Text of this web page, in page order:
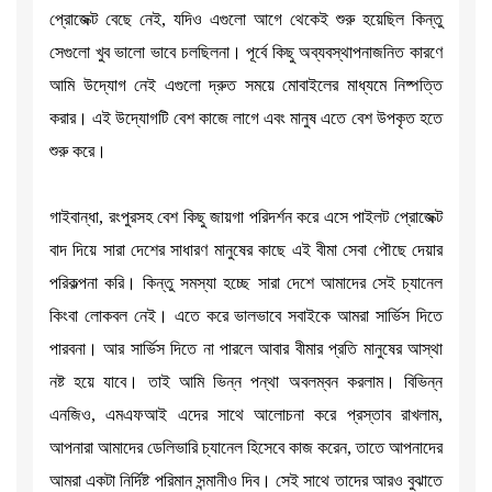
প্রোজেক্ট বেছে নেই, যদিও এগুলো আগে থেকেই শুরু হয়েছিল কিন্তু
সেগুলো খুব ভালো ভাবে চলছিলনা। পূর্বে কিছু অব্যবস্থাপনাজনিত কারণে
আমি উদ্যোগ নেই এগুলো দ্রুত সময়ে মোবাইলের মাধ্যমে নিষ্পত্তি
করার। এই উদ্যোগটি বেশ কাজে লাগে এবং মানুষ এতে বেশ উপকৃত হতে
শুরু করে।
গাইবান্ধা, রংপুরসহ বেশ কিছু জায়গা পরিদর্শন করে এসে পাইলট প্রোজেক্ট
বাদ দিয়ে সারা দেশের সাধারণ মানুষের কাছে এই বীমা সেবা পৌছে দেয়ার
পরিকল্পনা করি। কিন্তু সমস্যা হচ্ছে সারা দেশে আমাদের সেই চ্যানেল
কিংবা লোকবল নেই। এতে করে ভালভাবে সবাইকে আমরা সার্ভিস দিতে
পারবনা। আর সার্ভিস দিতে না পারলে আবার বীমার প্রতি মানুষের আস্থা
নষ্ট হয়ে যাবে। তাই আমি ভিন্ন পন্থা অবলম্বন করলাম। বিভিন্ন
এনজিও, এমএফআই এদের সাথে আলোচনা করে প্রস্তাব রাখলাম,
আপনারা আমাদের ডেলিভারি চ্যানেল হিসেবে কাজ করেন, তাতে আপনাদের
আমরা একটা নির্দিষ্ট পরিমান সন্মানীও দিব। সেই সাথে তাদের আরও বুঝাতে